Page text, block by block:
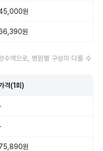
원
원
수액으로, 병원별 구성이 다를 수
격(1회)
원